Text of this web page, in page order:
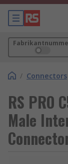
/ Connectors
RS PRO
Male